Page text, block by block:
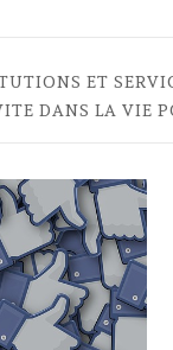
ET
DANS LA VIE